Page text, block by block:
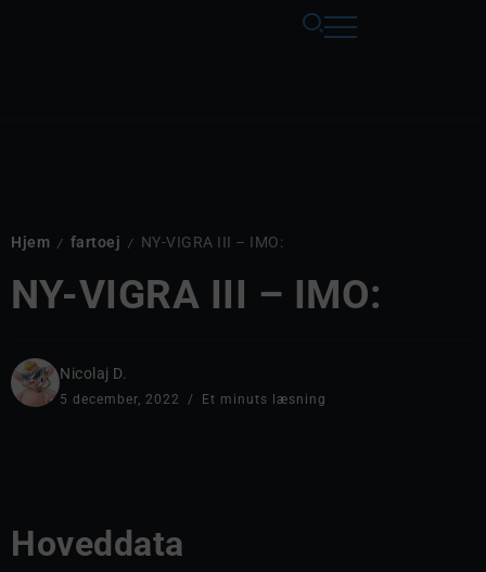
Hjem / fartoej / NY-VIGRA III – IMO:
NY-VIGRA III – IMO:
Nicolaj D.
5 december, 2022 Et minuts læsning
Hoveddata